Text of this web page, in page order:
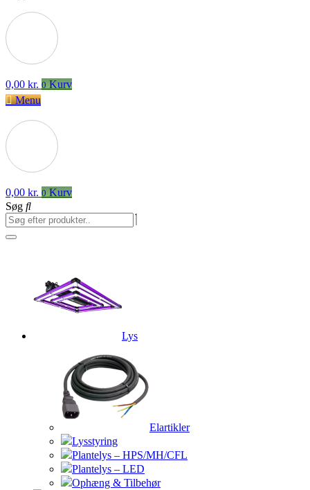
0,00 kr. 0 Kurv
Menu
0,00 kr. 0 Kurv
Søg
Lys
Elartikler
Lysstyring
Plantelys – HPS/MH/CFL
Plantelys – LED
Ophæng & Tilbehør